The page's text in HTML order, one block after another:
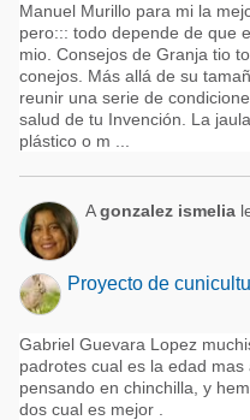
Manuel Murillo para mi la
pero::: todo depende de que
mio. Consejos de Granja tio
conejos. Más allá de su
reunir una serie de
salud de tu Invención. La
plástico o m ...
Agonzalez ismelia
Proyecto de
Gabriel Guevara Lopez
padrotes cual es la edad
pensando en chinchilla, y
dos cual es mejor .